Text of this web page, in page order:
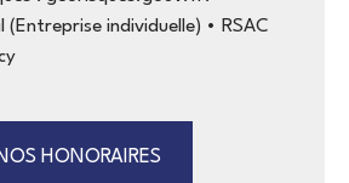
individuelle) • RSAC
HONORAIRES